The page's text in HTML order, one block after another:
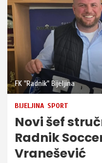
FK "Radnik" Bijeljina
BIJELJINA SPORT
Novi šef
Radnik
Vranešević